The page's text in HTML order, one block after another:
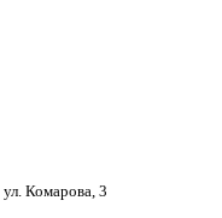
ул. Комарова, 3